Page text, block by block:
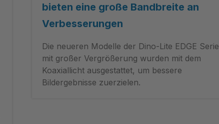
bieten eine große Bandbreite an
Verbesserungen
Die neueren Modelle der Dino-Lite EDGE Serie
mit großer Vergrößerung wurden mit dem
Koaxiallicht ausgestattet, um bessere
Bildergebnisse zuerzielen.